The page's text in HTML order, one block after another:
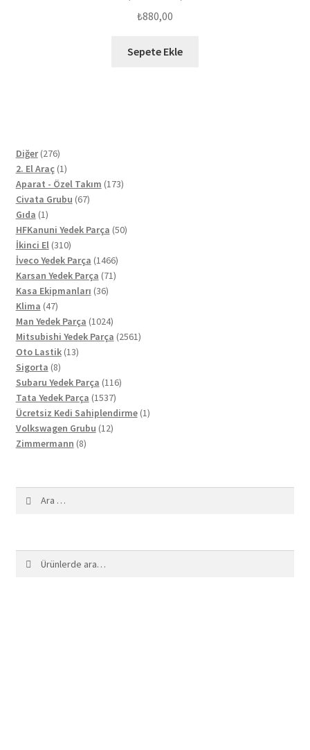
₺880,00
Sepete Ekle
Diğer 276276
ürün
2. El Araç 11
ürün
Aparat - Özel Takım 173173
Civata Grubu 6767
Gıda 11
ürün
HFKanuni Yedek Parça 5050
İkinci El 310310
ürün
İveco Yedek Parça 14661466
ürün
Karsan Yedek Parça 7171
Kasa Ekipmanları 3636
Klima 4747
ürün
Man Yedek Parça 10241024
ürün
Mitsubishi Yedek Parça 25612561
Oto Lastik 1313
Sigorta 88
ürün
Subaru Yedek Parça 116116
Tata Yedek Parça 15371537
ürün
Ücretsiz Kedi Sahiplendirme 11
Volkswagen Grubu 1212
Zimmermann 88